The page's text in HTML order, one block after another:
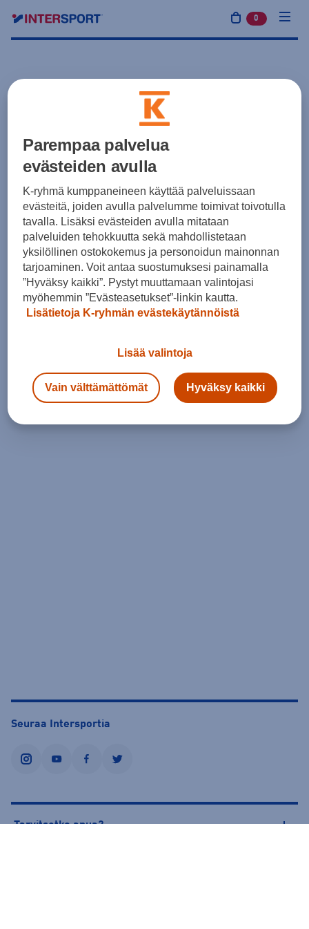
0 tuotetta
Seuraa Intersportia
instagramyoutubefacebooktwitter
Tarvitsetko apua?
Parempaa palvelua
evästeiden avulla
K-ryhmä kumppaneineen käyttää palveluissaan
evästeitä, joiden avulla palvelumme toimivat toivotulla
tavalla. Lisäksi evästeiden avulla mitataan
palveluiden tehokkuutta sekä mahdollistetaan
yksilöllinen ostokokemus ja personoidun mainonnan
tarjoaminen. Voit antaa suostumuksesi painamalla
”Hyväksy kaikki”. Pystyt muuttamaan valintojasi
myöhemmin ”Evästeasetukset”-linkin kautta.
Lisätietoja K-ryhmän evästekäytännöistä
Lisää valintoja
Vain välttämättömät Hyväksy kaikki